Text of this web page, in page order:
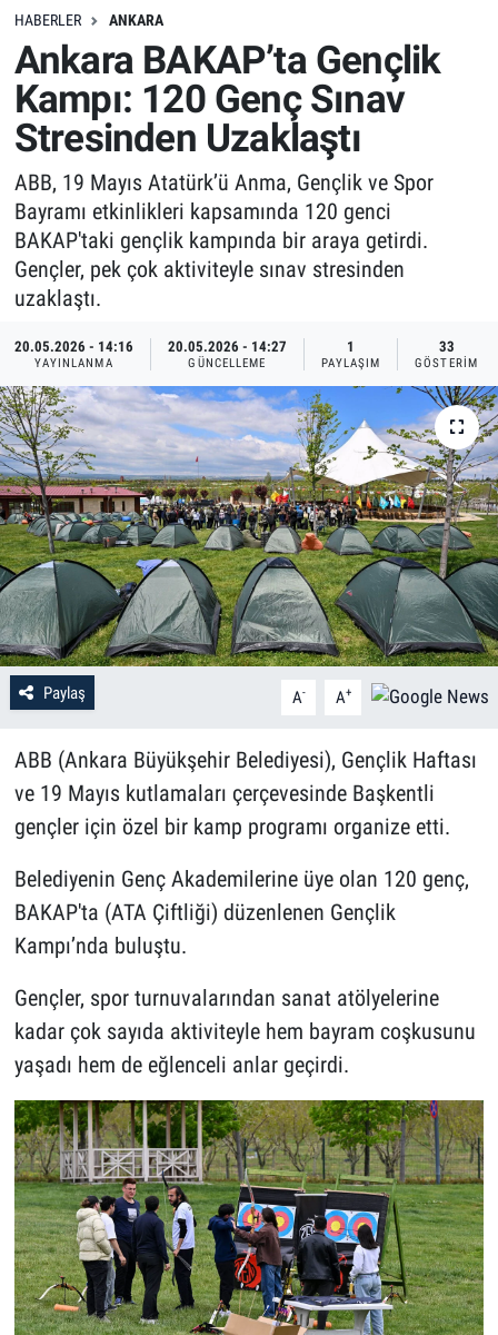
HABERLER ANKARA
Ankara BAKAP’ta Gençlik
Kampı: 120 Genç Sınav
Stresinden Uzaklaştı
ABB, 19 Mayıs Atatürk’ü Anma, Gençlik ve Spor
Bayramı etkinlikleri kapsamında 120 genci
BAKAP'taki gençlik kampında bir araya getirdi.
Gençler, pek çok aktiviteyle sınav stresinden
uzaklaştı.
20.05.2026 - 14:16
YAYINLANMA
20.05.2026 - 14:27
GÜNCELLEME
1
PAYLAŞIM
33
GÖSTERIM
Paylaş A- A+
ABB (Ankara Büyükşehir Belediyesi), Gençlik Haftası
ve 19 Mayıs kutlamaları çerçevesinde Başkentli
gençler için özel bir kamp programı organize etti.
Belediyenin Genç Akademilerine üye olan 120 genç,
BAKAP'ta (ATA Çiftliği) düzenlenen Gençlik
Kampı’nda buluştu.
Gençler, spor turnuvalarından sanat atölyelerine
kadar çok sayıda aktiviteyle hem bayram coşkusunu
yaşadı hem de eğlenceli anlar geçirdi.